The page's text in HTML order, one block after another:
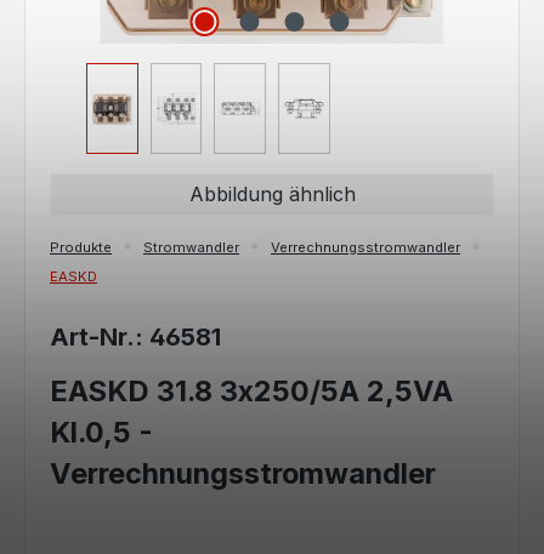
Abbildung ähnlich
Produkte Stromwandler
Verrechnungsstromwandler
EASKD
Art-Nr.: 46581
EASKD 31.8 3x250/5A 2,5VA
Kl.0,5 -
Verrechnungsstromwandler